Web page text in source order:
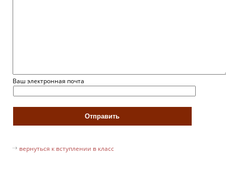
Ваш электронная почта
вернуться к вступлении в класс